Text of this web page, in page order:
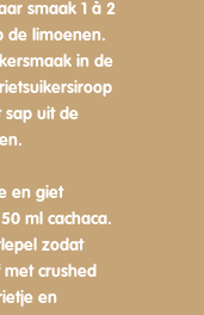
smaak 1 à 2
de limoenen.
in de
sap uit de
en giet
ml cachaca.
zodat
met crushed
en